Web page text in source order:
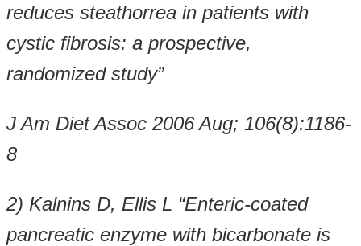
reduces steathorrea in patients with
cystic fibrosis: a prospective,
randomized study”
J Am Diet Assoc 2006 Aug; 106(8):1186-
8
2) Kalnins D, Ellis L “Enteric-coated
pancreatic enzyme with bicarbonate is